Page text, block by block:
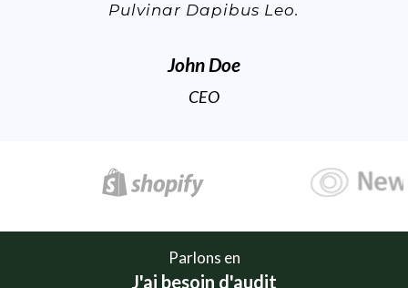
Pulvinar Dapibus Leo.
John Doe
CEO
Parlons en
J'ai besoin d'audit